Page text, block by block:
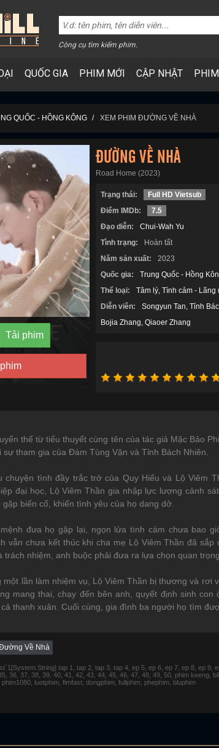
Công cụ tìm kiếm phim.
QUỐC GIA PHIM MỚI CẬP NHẬT
QUỐC - HỒNG KÔNG XEM PHIM ĐƯỜNG VỀ NHÀ
Tải phim
ĐƯỜNG VỀ NHÀ
Road Home (2023)
Trạng thái:
Full HD Vietsub
Điểm IMDb:
7.5
Đạo diễn:
Chui-Wah Yu
Tình trạng:
Hoàn tất
Năm sản xuất:
2023
Quốc gia:
Trung Quốc - Hồng
Thể loại:
Tâm lý Tình cảm - Lãng
Diễn viên:
Songyun Tan Tỉnh
Bojia Zhang Qiaoer Zhang
thể từ tiểu thuyết cùng tên của tác giả Mặc Bảo
tham gia của Đàm Tùng Vận và Tỉnh Bách Nhiên.
chuyện tình đầy trắc trở của Quy Hiểu và Lộ Viêm
đại học, Lộ Viêm Thần gia nhập lực lượng cảnh
biến cố, khiến tình yêu của họ dang dở.
đưa họ gặp lại, ngọn lửa tình cảm chưa bao
vẫn chưa kết thúc khi cha mẹ Lộ Viêm Thần đã sắp
nhiệm, anh buộc phải đưa ra lựa chọn quan
một lần làm nhiệm vụ, Lộ Viêm Thần bị thương và rơi
mang thai, chạy đến bên anh, quyết định sinh con
thanh xuân. Cuối cùng, gia đình ba người họ tìm
Về Nhà
tap 1, tap 2, tap 3, tap 4, ep 5, ep 6, ep 7, ep 8, ep 9,
36, 37, 38, 39, 40, 41, 42, 43, 44, 45, 46, 47, 48, 49, 50, phim keeng,
luotphim, fimfast, dongphim, fullphim, phephim, bluphim